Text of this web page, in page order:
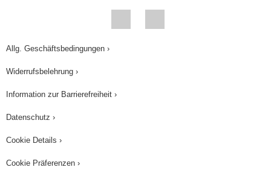
Allg. Geschäftsbedingungen ›
Widerrufsbelehrung ›
Information zur Barrierefreiheit ›
Datenschutz ›
Cookie Details ›
Cookie Präferenzen ›